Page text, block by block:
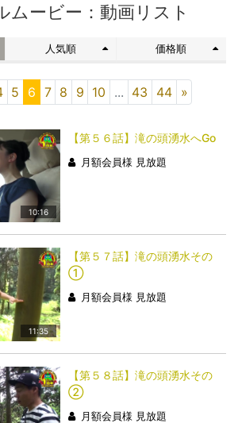
ムービー：動画リスト
人気順 価格順
5 6 7 8 9 10 ... 43 44 »
10:16
【第５６話】滝の頭湧水へGo
月額会員様 見放題
11:35
【第５７話】滝の頭湧水その
①
月額会員様 見放題
【第５８話】滝の頭湧水その
②
月額会員様 見放題